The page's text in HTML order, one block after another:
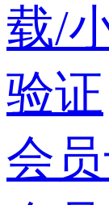
载/
验证
会